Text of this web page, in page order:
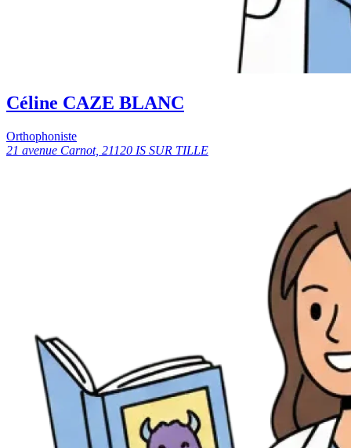
Céline CAZE BLANC
Orthophoniste
21 avenue Carnot, 21120 IS SUR TILLE